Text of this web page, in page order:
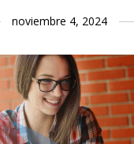
noviembre 4, 2024